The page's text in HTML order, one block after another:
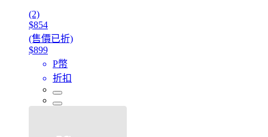
(2)
$854
(售價已折)
$899
P幣
折扣